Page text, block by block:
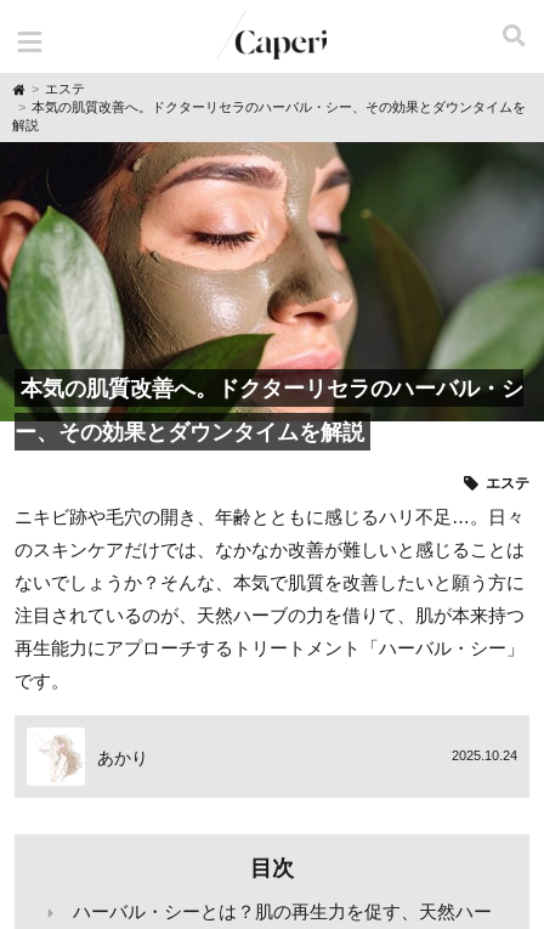
H
o
m
e
エステ
本気の肌質改善へ。ドクターリセラのハーバル・シー、その効果とダウンタイムを
解説
本気の肌質改善へ。ドクターリセラのハーバル・シ
ー、その効果とダウンタイムを解説
エステ
ニキビ跡や毛穴の開き、年齢とともに感じるハリ不足…。日々
のスキンケアだけでは、なかなか改善が難しいと感じることは
ないでしょうか？そんな、本気で肌質を改善したいと願う方に
注目されているのが、天然ハーブの力を借りて、肌が本来持つ
再生能力にアプローチするトリートメント「ハーバル・シー」
です。
あかり 2025.10.24
目次
ハーバル・シーとは？肌の再生力を促す、天然ハー